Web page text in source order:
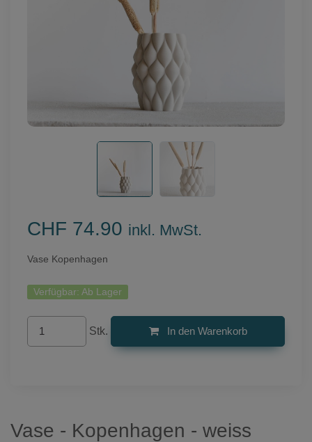
CHF 74.90 inkl. MwSt.
Vase Kopenhagen
Verfügbar: Ab Lager
Stk. In den Warenkorb
Vase - Kopenhagen - weiss